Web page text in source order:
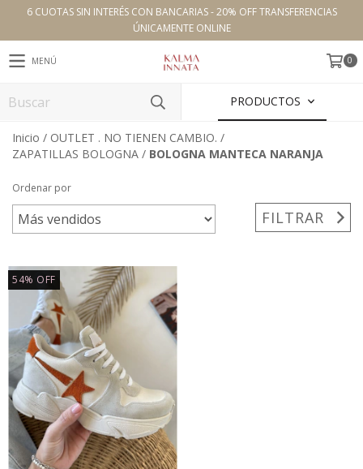
6 CUOTAS SIN INTERÉS CON BANCARIAS - 20% OFF TRANSFERENCIAS
ÚNICAMENTE ONLINE
MENÚ 0
PRODUCTOS
Inicio / OUTLET . NO TIENEN CAMBIO. /
ZAPATILLAS BOLOGNA / BOLOGNA MANTECA NARANJA
Ordenar por
FILTRAR
54% OFF